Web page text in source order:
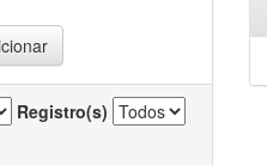
Registro(s)